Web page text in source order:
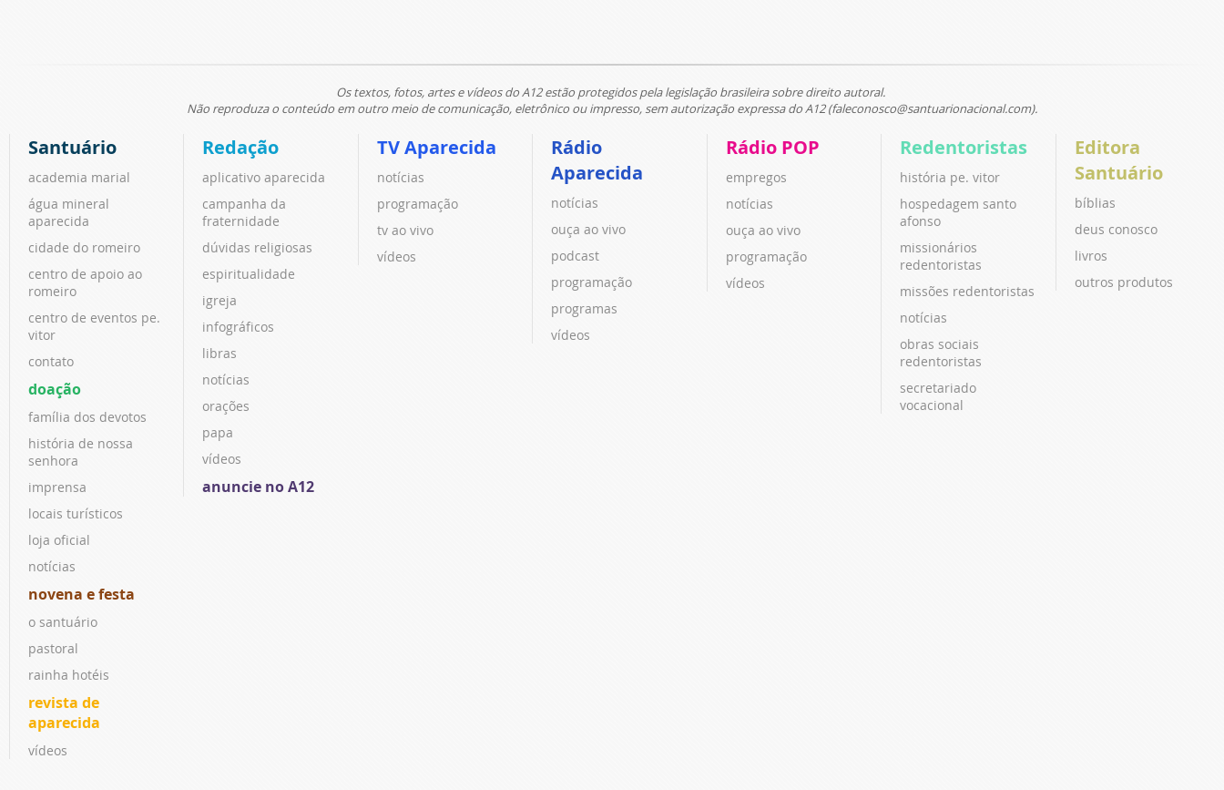
Os textos, fotos, artes e vídeos do A12 estão protegidos pela legislação brasileira sobre direito autoral.
Não reproduza o conteúdo em outro meio de comunicação, eletrônico ou impresso, sem autorização expressa do A12 (faleconosco@santuarionacional.com).
Santuário
academia marial
água mineral
aparecida
cidade do romeiro
centro de apoio ao
romeiro
centro de eventos pe.
vitor
contato
doação
família dos devotos
história de nossa
senhora
imprensa
locais turísticos
loja oficial
notícias
novena e festa
o santuário
pastoral
rainha hotéis
revista de
aparecida
vídeos
Redação
aplicativo aparecida
campanha da
fraternidade
dúvidas religiosas
espiritualidade
igreja
infográficos
libras
notícias
orações
papa
vídeos
anuncie no A12
TV Aparecida
notícias
programação
tv ao vivo
vídeos
Rádio
Aparecida
notícias
ouça ao vivo
podcast
programação
programas
vídeos
Rádio POP
empregos
notícias
ouça ao vivo
programação
vídeos
Redentoristas
história pe. vitor
hospedagem santo
afonso
missionários
redentoristas
missões redentoristas
notícias
obras sociais
redentoristas
secretariado
vocacional
Editora
Santuário
bíblias
deus conosco
livros
outros produtos